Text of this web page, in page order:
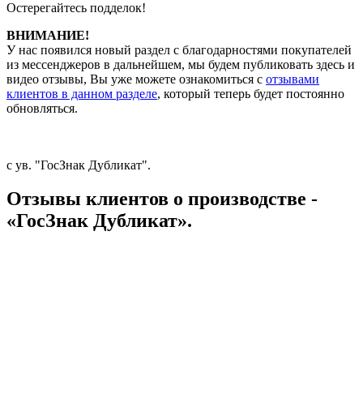
Остерегайтесь подделок!
ВНИМАНИЕ!
У нас появился новый раздел с благодарностями покупателей
из мессенджеров в дальнейшем, мы будем публиковать здесь и
видео отзывы, Вы уже можете ознакомиться с отзывами
клиентов в данном разделе, который теперь будет постоянно
обновляться.
с ув. "ГосЗнак Дубликат".
Отзывы клиентов о производстве -
«ГосЗнак Дубликат».